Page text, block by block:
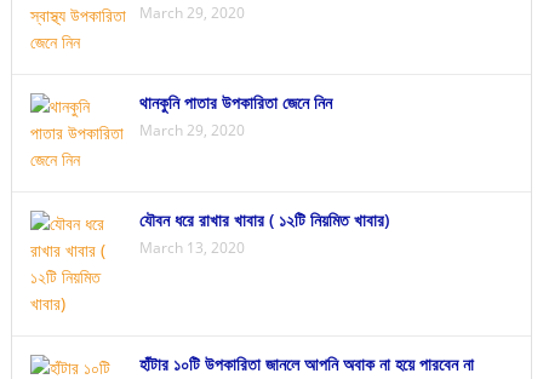
March 29, 2020
থানকুনি পাতার উপকারিতা জেনে নিন
March 29, 2020
যৌবন ধরে রাখার খাবার ( ১২টি নিয়মিত খাবার)
March 13, 2020
হাঁটার ১০টি উপকারিতা জানলে আপনি অবাক না হয়ে পারবেন না